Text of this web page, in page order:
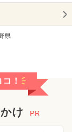
県
！
け PR